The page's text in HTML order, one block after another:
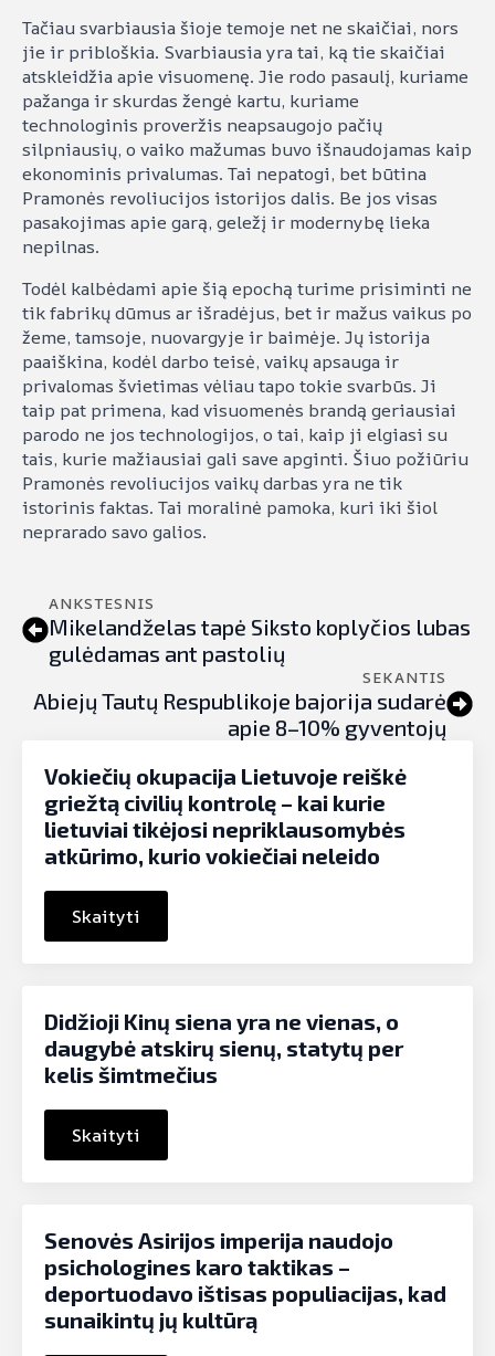
Tačiau svarbiausia šioje temoje net ne skaičiai, nors
jie ir pribloškia. Svarbiausia yra tai, ką tie skaičiai
atskleidžia apie visuomenę. Jie rodo pasaulį, kuriame
pažanga ir skurdas žengė kartu, kuriame
technologinis proveržis neapsaugojo pačių
silpniausių, o vaiko mažumas buvo išnaudojamas kaip
ekonominis privalumas. Tai nepatogi, bet būtina
Pramonės revoliucijos istorijos dalis. Be jos visas
pasakojimas apie garą, geležį ir modernybę lieka
nepilnas.
Todėl kalbėdami apie šią epochą turime prisiminti ne
tik fabrikų dūmus ar išradėjus, bet ir mažus vaikus po
žeme, tamsoje, nuovargyje ir baimėje. Jų istorija
paaiškina, kodėl darbo teisė, vaikų apsauga ir
privalomas švietimas vėliau tapo tokie svarbūs. Ji
taip pat primena, kad visuomenės brandą geriausiai
parodo ne jos technologijos, o tai, kaip ji elgiasi su
tais, kurie mažiausiai gali save apginti. Šiuo požiūriu
Pramonės revoliucijos vaikų darbas yra ne tik
istorinis faktas. Tai moralinė pamoka, kuri iki šiol
neprarado savo galios.
ANKSTESNIS
Mikelandželas tapė Siksto koplyčios lubas
gulėdamas ant pastolių
SEKANTIS
Abiejų Tautų Respublikoje bajorija sudarė
apie 8–10% gyventojų
Vokiečių okupacija Lietuvoje reiškė
griežtą civilių kontrolę – kai kurie
lietuviai tikėjosi nepriklausomybės
atkūrimo, kurio vokiečiai neleido
Skaityti
Didžioji Kinų siena yra ne vienas, o
daugybė atskirų sienų, statytų per
kelis šimtmečius
Skaityti
Senovės Asirijos imperija naudojo
psichologines karo taktikas –
deportuodavo ištisas populiacijas, kad
sunaikintų jų kultūrą